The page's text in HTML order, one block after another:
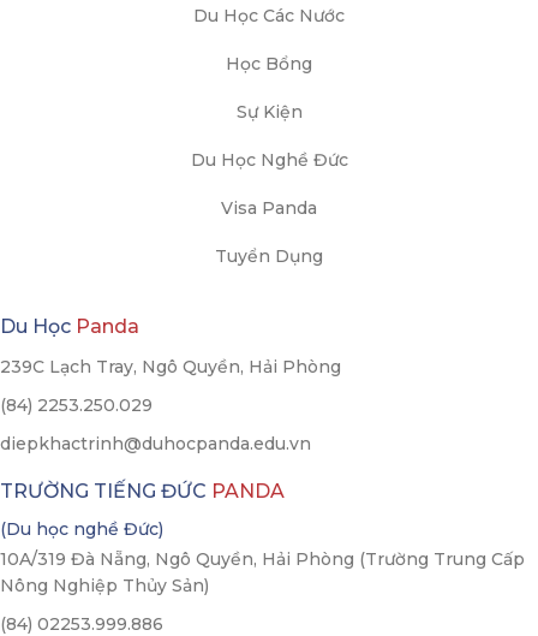
Du Học Các Nước
Học Bổng
Sự Kiện
Du Học Nghề Đức
Visa Panda
Tuyển Dụng
Du Học Panda
239C Lạch Tray, Ngô Quyền, Hải Phòng
(84) 2253.250.029
diepkhactrinh@duhocpanda.edu.vn
TRƯỜNG TIẾNG ĐỨC PANDA
(Du học nghề Đức)
10A/319 Đà Nẵng, Ngô Quyền, Hải Phòng (Trường Trung Cấp
Nông Nghiệp Thủy Sản)
(84) 02253.999.886